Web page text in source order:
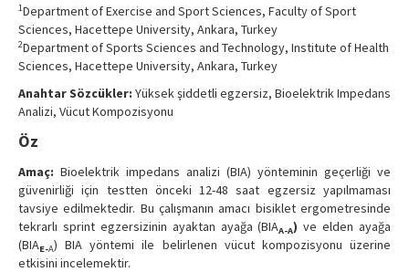
1Department of Exercise and Sport Sciences, Faculty of Sport
Sciences, Hacettepe University, Ankara, Turkey
2Department of Sports Sciences and Technology, Institute of Health
Sciences, Hacettepe University, Ankara, Turkey
Anahtar Sözcükler: Yüksek şiddetli egzersiz, Bioelektrik Impedans
Analizi, Vücut Kompozisyonu
Öz
Amaç: Bioelektrik impedans analizi (BIA) yönteminin geçerliği ve
güvenirliği için testten önceki 12-48 saat egzersiz yapılmaması
tavsiye edilmektedir. Bu çalışmanın amacı bisiklet ergometresinde
tekrarlı sprint egzersizinin ayaktan ayağa (BIAA-A) ve elden ayağa
(BIAE-A) BIA yöntemi ile belirlenen vücut kompozisyonu üzerine
etkisini incelemektir.